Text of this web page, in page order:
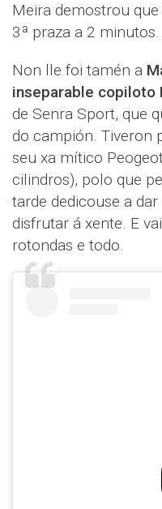
Meira demostrou
3ª praza a 2 minutos.
Non lle foi tamén a
inseparable copiloto
de Senra Sport, que
do campión. Tiveron
seu xa mítico
cilindros), polo que
tarde dedicouse a
disfrutar á xente. E
rotondas e todo.